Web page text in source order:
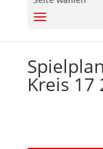
Kreis 17